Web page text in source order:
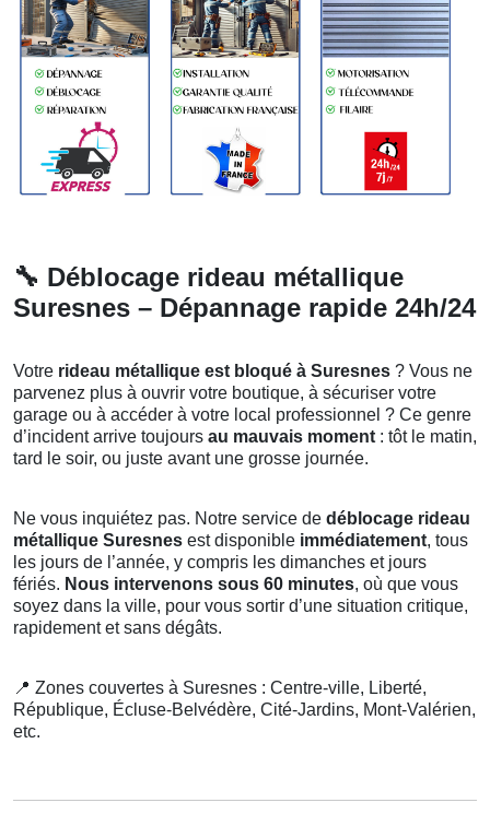
🔧 Déblocage rideau métallique
Suresnes – Dépannage rapide 24h/24
Votre rideau métallique est bloqué à Suresnes ? Vous ne
parvenez plus à ouvrir votre boutique, à sécuriser votre
garage ou à accéder à votre local professionnel ? Ce genre
d’incident arrive toujours au mauvais moment : tôt le matin,
tard le soir, ou juste avant une grosse journée.
Ne vous inquiétez pas. Notre service de déblocage rideau
métallique Suresnes est disponible immédiatement, tous
les jours de l’année, y compris les dimanches et jours
fériés. Nous intervenons sous 60 minutes, où que vous
soyez dans la ville, pour vous sortir d’une situation critique,
rapidement et sans dégâts.
📍 Zones couvertes à Suresnes : Centre-ville, Liberté,
République, Écluse-Belvédère, Cité-Jardins, Mont-Valérien,
etc.